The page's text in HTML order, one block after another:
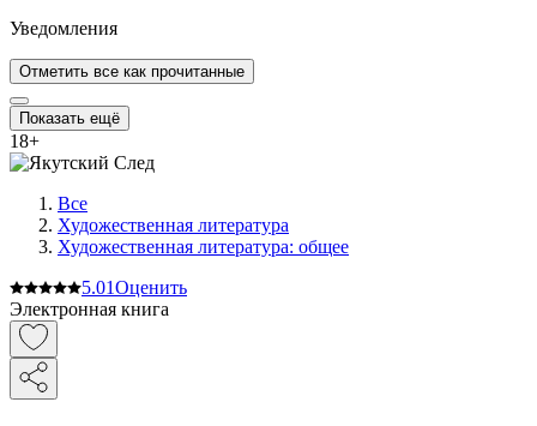
Уведомления
Отметить все как прочитанные
Показать ещё
18+
Все
Художественная литература
Художественная литература: общее
5.01Оценить
Электронная книга